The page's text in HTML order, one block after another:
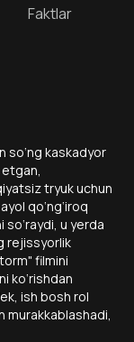
Faktlar
so‘ng kaskadyor
etgan,
tryuk uchun
qo‘ng‘iroq
u yerda
rejissyorlik
filmini
ko‘rishdan
ish bosh rol
murakkablashadi,